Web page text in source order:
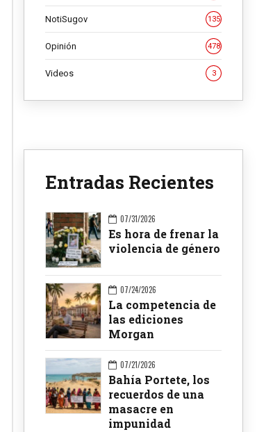
NotiSugov 135
Opinión 478
Videos 3
Entradas Recientes
07/31/2026
Es hora de frenar la
violencia de género
07/24/2026
La competencia de
las ediciones
Morgan
07/21/2026
Bahía Portete, los
recuerdos de una
masacre en
impunidad